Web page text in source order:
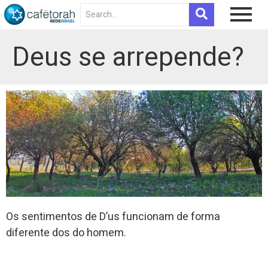
Deus se arrepende?
Os sentimentos de D’us funcionam de forma
diferente dos do homem.